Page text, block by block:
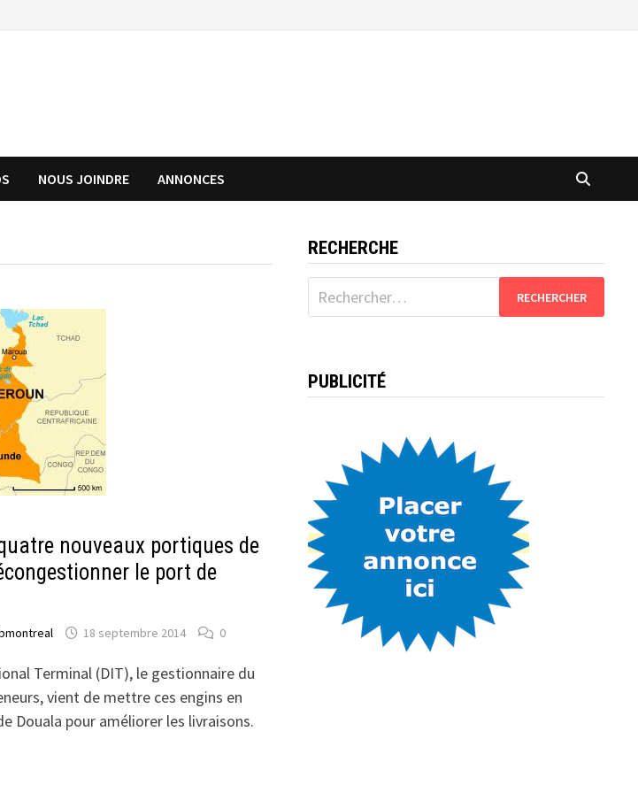
NOUS JOINDRE ANNONCES
nouveaux portiques de
le port de
18 septembre 2014 0
Terminal (DIT), le gestionnaire du
vient de mettre ces engins en
Douala pour améliorer les livraisons.
RECHERCHE
Rechercher :
PUBLICITÉ